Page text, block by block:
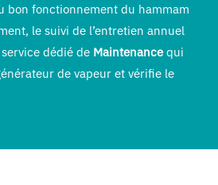
bon fonctionnement du hammam
le suivi de l’entretien annuel
dédié de Maintenancequi
de vapeur et vérifie le